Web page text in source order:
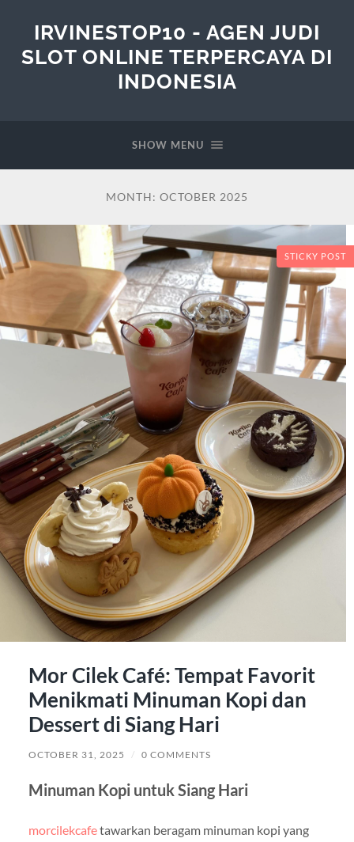
IRVINESTOP10 - AGEN JUDI
SLOT ONLINE TERPERCAYA DI
INDONESIA
SHOW MENU
MONTH: OCTOBER 2025
STICKY POST
Mor Cilek Café: Tempat Favorit
Menikmati Minuman Kopi dan
Dessert di Siang Hari
OCTOBER 31, 2025 / 0 COMMENTS
Minuman Kopi untuk Siang Hari
morcilekcafetawarkan beragam minuman kopi yang